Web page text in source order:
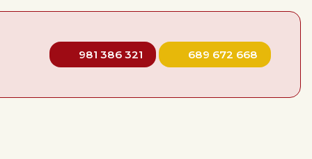
981 386 321 689 672 668